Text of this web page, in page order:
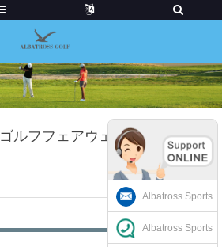
ゴルフフェアウェイ
Albatross Sports
Albatross Sports